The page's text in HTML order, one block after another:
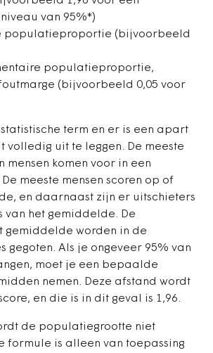
van 95%*)
(bijvoorbeeld
populatieproportie,
(bijvoorbeeld 0,05 voor
term en er is een apart
volledig uit te leggen. De meeste
mensen komen voor in een
meeste mensen scoren op of
en daarnaast zijn er uitschieters
van het gemiddelde. De
gemiddelde worden in de
gegoten. Als je ongeveer 95% van
moet je een bepaalde
nemen. Deze afstand wordt
en die is in dit geval is 1,96.
de populatiegrootte niet
formule is alleen van toepassing